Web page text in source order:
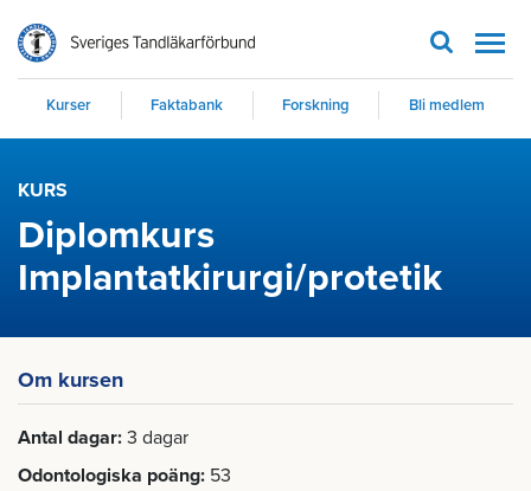
Kurser Faktabank Forskning Bli medlem
KURS
Diplomkurs
Implantatkirurgi/protetik
Om kursen
Antal dagar 3 dagar
Odontologiska poäng 53